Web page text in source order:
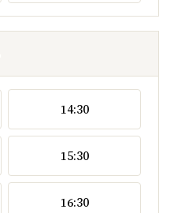
14:30
15:30
16:30